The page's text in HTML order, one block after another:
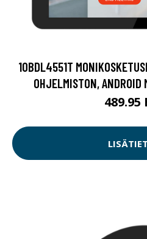
10BDL4551T
OHJELMISTON, ANDROID
489.95